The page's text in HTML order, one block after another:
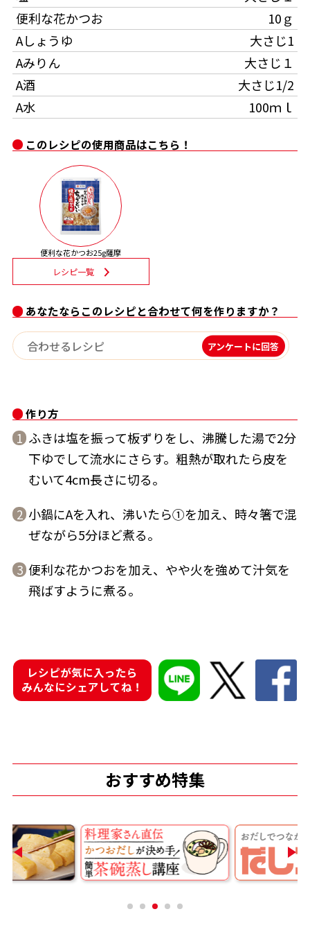
楽チン屋®
新鮮一番 『氷熟®』
だし粉
商品情報一覧
かつお節レシピ
めんつゆレシピ
割烹白だしレシピ
レシピ特設サイト
割烹白だしレシピ特集
だし巻き卵特集
かつおだしが決め手！簡単茶碗蒸し
だしコミュ
- ジョブリターン制
このレシピの使用商品はこちら！
便利な花かつお25g薩摩
レシピ一覧
あなたならこのレシピと合わせて何を作りますか？
アンケートに回答
作り方
1 ふきは塩を振って板ずりをし、沸騰した湯で2分
下ゆでして流水にさらす。粗熱が取れたら皮を
むいて4cm長さに切る。
2 小鍋にAを入れ、沸いたら①を加え、時々箸で混
ぜながら5分ほど煮る。
3 便利な花かつおを加え、やや火を強めて汁気を
飛ばすように煮る。
便利な花かつお
10ｇ
Aしょうゆ
大さじ1
Aみりん
大さじ１
A酒
大さじ1/2
A水
100ｍｌ
レシピが気に入ったら
みんなにシェアしてね！
おすすめ特集